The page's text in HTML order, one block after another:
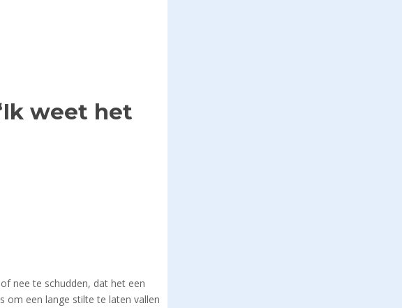
weet het
nee te schudden, dat het een
om een lange stilte te laten vallen